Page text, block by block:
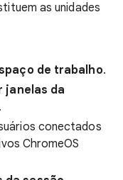
as unidades
de trabalho.
janelas da
.
conectados
ChromeOS